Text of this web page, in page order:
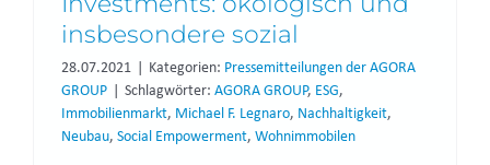
insbesondere sozial
28.07.2021 | Kategorien: Pressemitteilungen der AGORA
GROUP | Schlagwörter: AGORA GROUP, ESG,
Immobilienmarkt, Michael F. Legnaro, Nachhaltigkeit,
Neubau, Social Empowerment, Wohnimmobilen